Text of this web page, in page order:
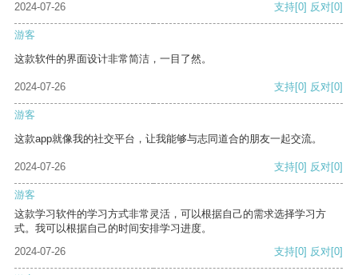
2024-07-26
支持[0] 反对[0]
游客
这款软件的界面设计非常简洁，一目了然。
2024-07-26 支持[0] 反对[0]
游客
这款app就像我的社交平台，让我能够与志同道合的朋友一起交流。
2024-07-26 支持[0] 反对[0]
游客
这款学习软件的学习方式非常灵活，可以根据自己的需求选择学习方
式。我可以根据自己的时间安排学习进度。
2024-07-26
支持[0] 反对[0]